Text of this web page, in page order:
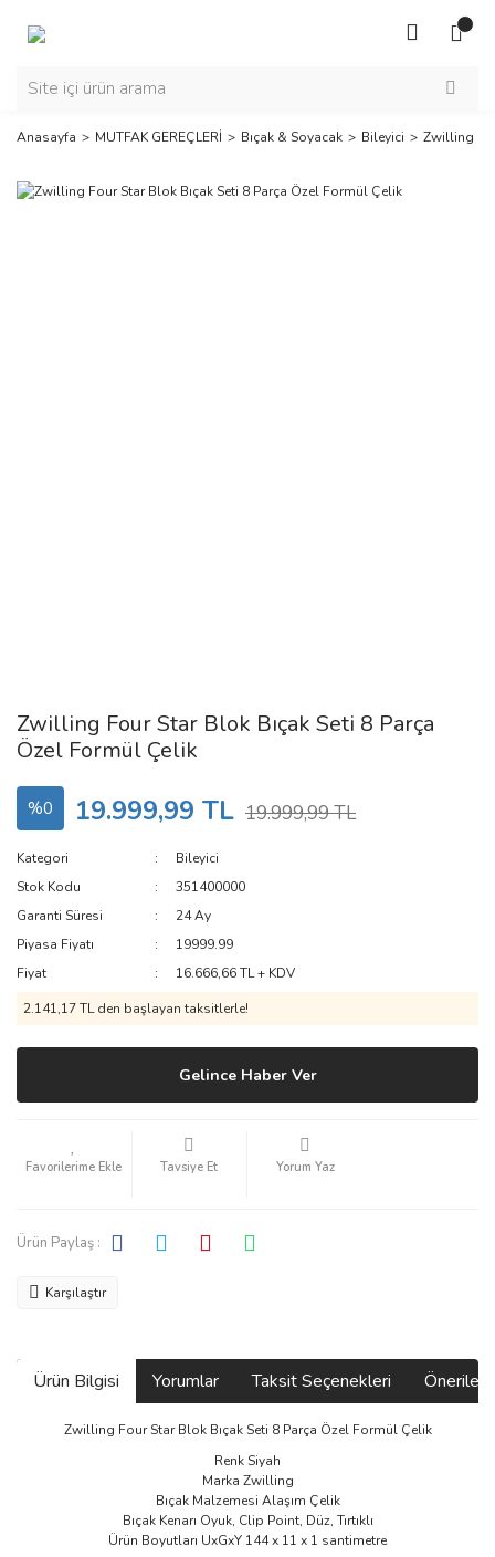
Anasayfa MUTFAK GEREÇLERİ Bıçak & Soyacak Bileyici Zwilling
Zwilling Four Star Blok Bıçak Seti 8 Parça
Özel Formül Çelik
%0 19.999,99 TL 19.999,99 TL
Kategori
Bileyici
Stok Kodu
351400000
Garanti Süresi
24 Ay
Piyasa Fiyatı
19999.99
Fiyat
16.666,66 TL + KDV
2.141,17 TL den başlayan taksitlerle!
Gelince Haber Ver
Tavsiye Et Yorum Yaz
Ürün Paylaş :
Karşılaştır
Ürün Bilgisi Yorumlar Taksit Seçenekleri
Zwilling Four Star Blok Bıçak Seti 8 Parça Özel Formül Çelik
Renk Siyah
Marka Zwilling
Bıçak Malzemesi Alaşım Çelik
Bıçak Kenarı Oyuk, Clip Point, Düz, Tırtıklı
Ürün Boyutları UxGxY 144 x 11 x 1 santimetre